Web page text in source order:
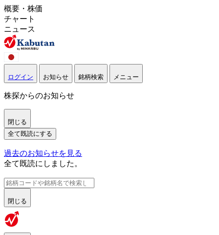
概要・株価
チャート
ニュース
ログイン お知らせ 銘柄検索 メニュー
株探からのお知らせ
閉じる
全て既読にする
過去のお知らせを見る
全て既読にしました。
閉じる